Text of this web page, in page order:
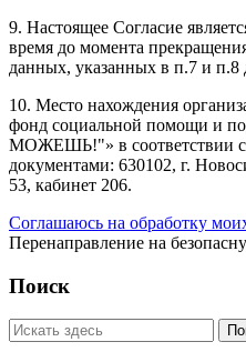
9. Настоящее Согласие
время до момента
данных, указанных в п.7 и п.8
10. Место нахождения
фонд социальной помощи и
МОЖЕШЬ!"» в соответствии с
документами: 630102, г.
53, кабинет 206.
Соглашаюсь на обработку
Перенаправление на
Поиск